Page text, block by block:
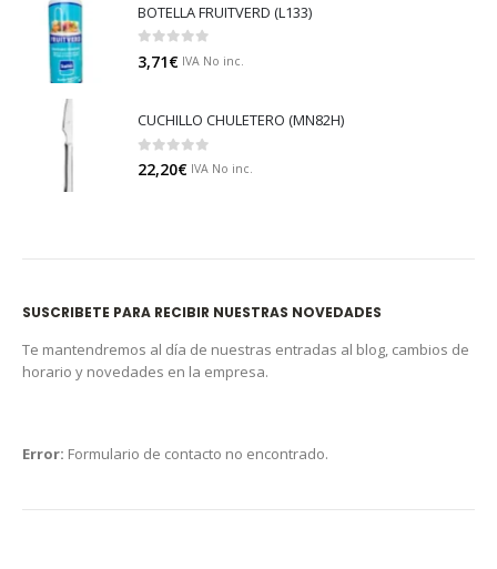
BOTELLA FRUITVERD (L133)
0 out of 5
3,71€ IVA No inc.
CUCHILLO CHULETERO (MN82H)
0out of 5
22,20€ IVA No inc.
SUSCRIBETE PARA RECIBIR NUESTRAS NOVEDADES
Te mantendremos al día de nuestras entradas al blog, cambios de
horario y novedades en la empresa.
Error: Formulario de contacto no encontrado.